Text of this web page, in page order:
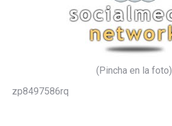
(Pincha en la foto)
zp8497586rq